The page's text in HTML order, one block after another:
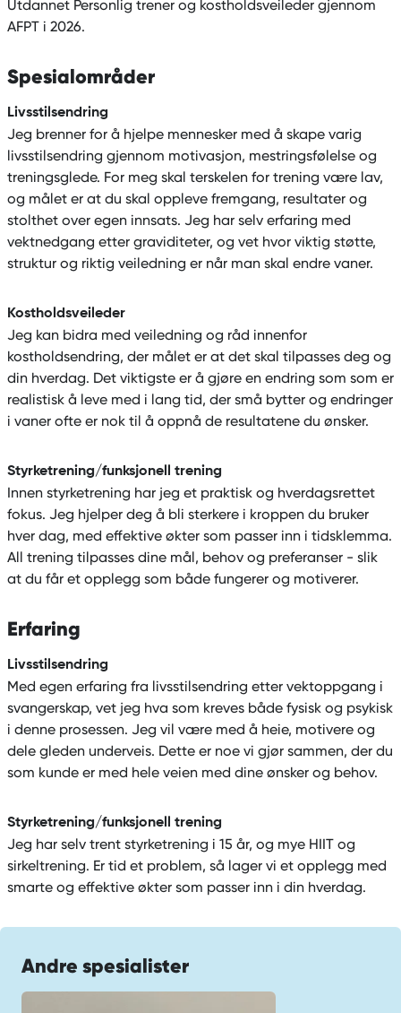
Utdannet Personlig trener og kostholdsveileder gjennom
AFPT i 2026.
Spesialområder
Livsstilsendring
Jeg brenner for å hjelpe mennesker med å skape varig
livsstilsendring gjennom motivasjon, mestringsfølelse og
treningsglede. For meg skal terskelen for trening være lav,
og målet er at du skal oppleve fremgang, resultater og
stolthet over egen innsats. Jeg har selv erfaring med
vektnedgang etter graviditeter, og vet hvor viktig støtte,
struktur og riktig veiledning er når man skal endre vaner.
Kostholdsveileder
Jeg kan bidra med veiledning og råd innenfor
kostholdsendring, der målet er at det skal tilpasses deg og
din hverdag. Det viktigste er å gjøre en endring som som er
realistisk å leve med i lang tid, der små bytter og endringer
i vaner ofte er nok til å oppnå de resultatene du ønsker.
Styrketrening/funksjonell trening
Innen styrketrening har jeg et praktisk og hverdagsrettet
fokus. Jeg hjelper deg å bli sterkere i kroppen du bruker
hver dag, med effektive økter som passer inn i tidsklemma.
All trening tilpasses dine mål, behov og preferanser - slik
at du får et opplegg som både fungerer og motiverer.
Erfaring
Livsstilsendring
Med egen erfaring fra livsstilsendring etter vektoppgang i
svangerskap, vet jeg hva som kreves både fysisk og psykisk
i denne prosessen. Jeg vil være med å heie, motivere og
dele gleden underveis. Dette er noe vi gjør sammen, der du
som kunde er med hele veien med dine ønsker og behov.
Styrketrening/funksjonell trening
Jeg har selv trent styrketrening i 15 år, og mye HIIT og
sirkeltrening. Er tid et problem, så lager vi et opplegg med
smarte og effektive økter som passer inn i din hverdag.
Andre spesialister